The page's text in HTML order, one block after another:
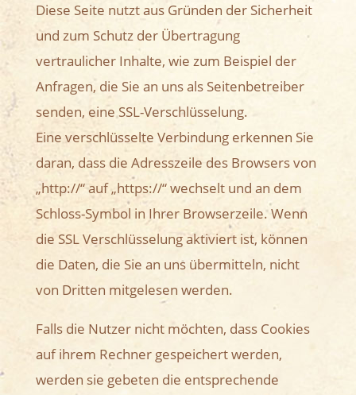
Diese Seite nutzt aus Gründen der Sicherheit
und zum Schutz der Übertragung
vertraulicher Inhalte, wie zum Beispiel der
Anfragen, die Sie an uns als Seitenbetreiber
senden, eine SSL-Verschlüsselung.
Eine verschlüsselte Verbindung erkennen Sie
daran, dass die Adresszeile des Browsers von
„http://“ auf „https://“ wechselt und an dem
Schloss-Symbol in Ihrer Browserzeile. Wenn
die SSL Verschlüsselung aktiviert ist, können
die Daten, die Sie an uns übermitteln, nicht
von Dritten mitgelesen werden.
Falls die Nutzer nicht möchten, dass Cookies
auf ihrem Rechner gespeichert werden,
werden sie gebeten die entsprechende